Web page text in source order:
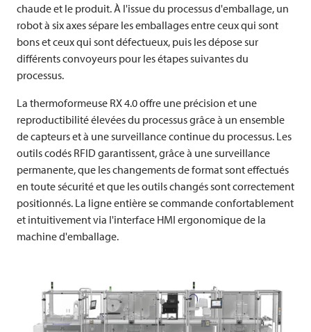
chaude et le produit. À l'issue du processus d'emballage, un
robot à six axes sépare les emballages entre ceux qui sont
bons et ceux qui sont défectueux, puis les dépose sur
différents convoyeurs pour les étapes suivantes du
processus.
La thermoformeuse RX 4.0 offre une précision et une
reproductibilité élevées du processus grâce à un ensemble
de capteurs et à une surveillance continue du processus. Les
outils codés RFID garantissent, grâce à une surveillance
permanente, que les changements de format sont effectués
en toute sécurité et que les outils changés sont correctement
positionnés. La ligne entière se commande confortablement
et intuitivement via l'interface HMI ergonomique de la
machine d'emballage.